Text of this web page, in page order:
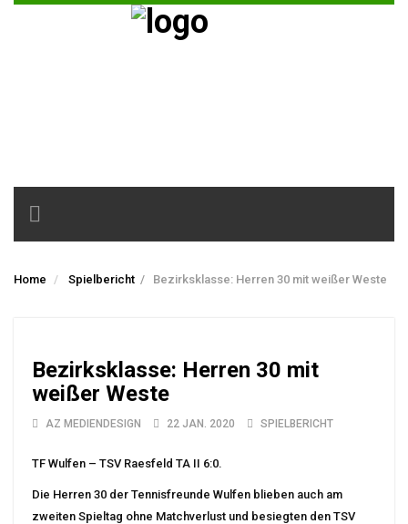
Toggle
navigation
Home Spielbericht / Bezirksklasse: Herren 30 mit weißer Weste
Bezirksklasse: Herren 30 mit
weißer Weste
AZ MEDIENDESIGN 22 JAN. 2020 SPIELBERICHT
TF Wulfen – TSV Raesfeld TA II 6:0.
Die Herren 30 der Tennisfreunde Wulfen blieben auch am
zweiten Spieltag ohne Matchverlust und besiegten den TSV